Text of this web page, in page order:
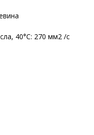
40°С: 270 мм2 /с